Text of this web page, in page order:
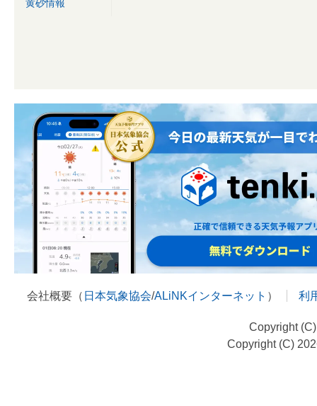
黄砂情報
会社概要（ 日本気象協会/ALiNKインターネット ） 利
Copyright
Copyright (C)